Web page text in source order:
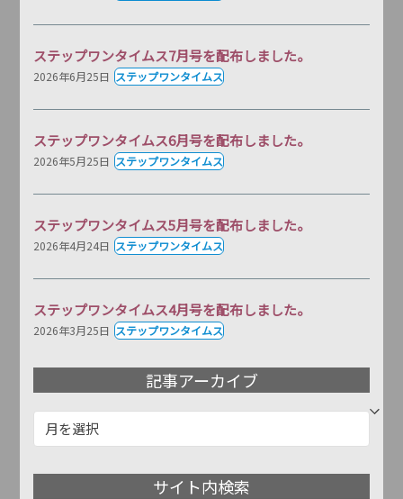
ステップワンタイムス7月号を配布しました。
2026年6月25日 ステップワンタイムス
ステップワンタイムス6月号を配布しました。
2026年5月25日 ステップワンタイムス
ステップワンタイムス5月号を配布しました。
2026年4月24日 ステップワンタイムス
ステップワンタイムス4月号を配布しました。
2026年3月25日 ステップワンタイムス
記事アーカイブ
事
サイト内検索